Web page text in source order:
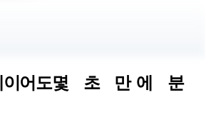
어도몇 초 만에 분